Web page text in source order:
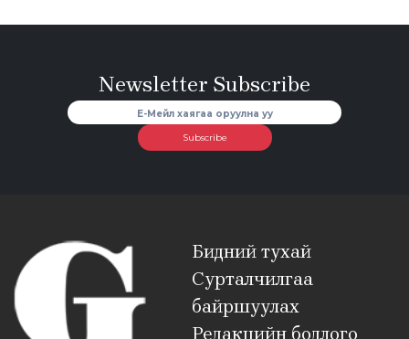
Newsletter Subscribe
Subscribe
Бидний тухай
Сурталчилгаа
байршуулах
Редакцийн бодлого